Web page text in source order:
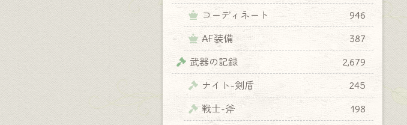
コーディネート
946
AF装備
387
武器の記録
2,679
ナイト-剣盾
245
戦士-斧
198